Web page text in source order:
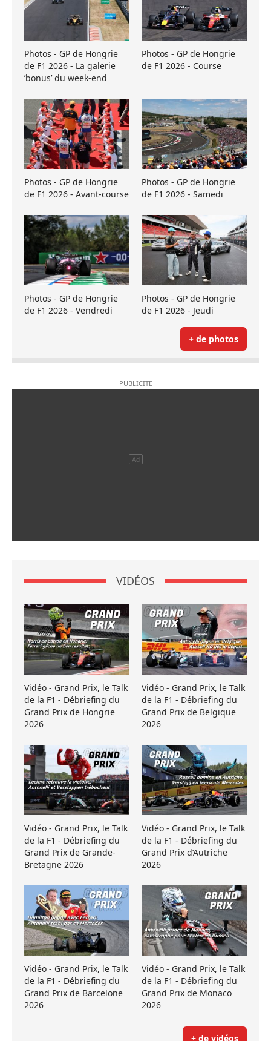
Photos - GP de Hongrie
de F1 2026 - La galerie
’bonus’ du week-end
Photos - GP de Hongrie
de F1 2026 - Course
Photos - GP de Hongrie
de F1 2026 - Avant-course
Photos - GP de Hongrie
de F1 2026 - Samedi
Photos - GP de Hongrie
de F1 2026 - Vendredi
Photos - GP de Hongrie
de F1 2026 - Jeudi
+ de photos
VIDÉOS
Vidéo - Grand Prix, le Talk
de la F1 - Débriefing du
Grand Prix de Hongrie
2026
Vidéo - Grand Prix, le Talk
de la F1 - Débriefing du
Grand Prix de Belgique
2026
Vidéo - Grand Prix, le Talk
de la F1 - Débriefing du
Grand Prix de Grande-
Bretagne 2026
Vidéo - Grand Prix, le Talk
de la F1 - Débriefing du
Grand Prix d’Autriche
2026
Vidéo - Grand Prix, le Talk
de la F1 - Débriefing du
Grand Prix de Barcelone
2026
Vidéo - Grand Prix, le Talk
de la F1 - Débriefing du
Grand Prix de Monaco
2026
+ de vidéos